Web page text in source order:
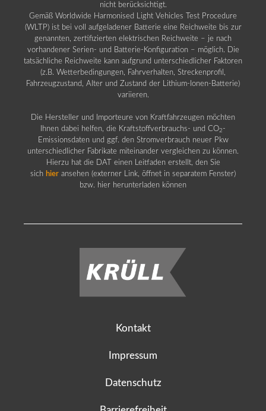
nicht berücksichtigt.
Gemäß Worldwide Harmonised Light Vehicles Test Procedure
(WLTP) ist bei voll aufgeladener Batterie eine Reichweite bis zur
genannten, zertifizierten elektrischen Reichweite – je nach
vorhandener Serien- und Batterie-Konfiguration – möglich. Die
tatsächliche Reichweite kann aufgrund unterschiedlicher Faktoren
(z.B. Wetterbedingungen, Fahrverhalten, Streckenprofil,
Fahrzeugzustand, Alter und Zustand der Lithium-Ionen-Batterie)
variieren.
Die Hersteller und Importeure von Kraftfahrzeugen möchten
Ihnen dabei helfen, die Kraftstoffverbrauchs- und CO2 -
Emissionsdaten und ggf. den Stromverbrauch neuer Pkw
unterschiedlicher Fabrikate miteinander vergleichen zu können.
Hierzu hat die DAT einen Leitfaden erstellt, den Sie
sich hier ansehen (externer Link, öffnet in separatem Fenster)
bzw. hier herunterladen können
Kontakt
Impressum
Datenschutz